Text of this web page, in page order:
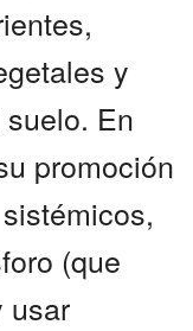
y
En
promoción
(que
usar